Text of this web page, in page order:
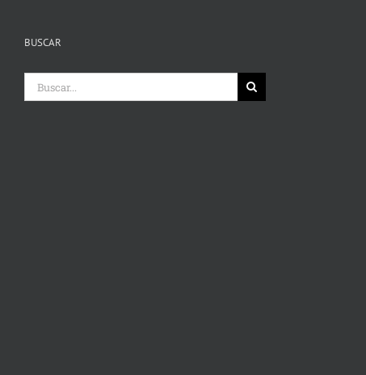
BUSCAR